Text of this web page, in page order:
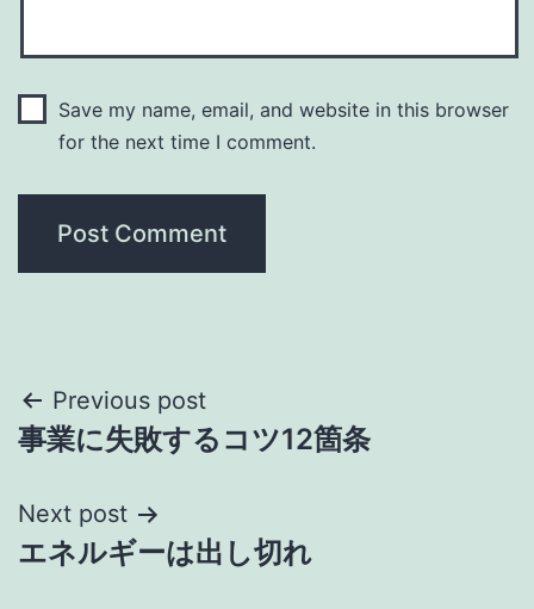
Save my name, email, and website in this browser
for the next time I comment.
Post
navigation
Previous post
事業に失敗するコツ12箇条
Next post
エネルギーは出し切れ